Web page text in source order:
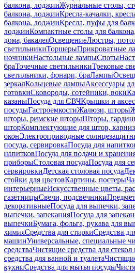
балкона, лоджииЖурнальные столы,
балкона, лоджииКресла-качалки,
балкона, лоджииКресла, пуфы для
лоджииКомпактные столы для
дома, бакалеяОсвещениеЛюстры,
светильникиТоршерыПрикроватные
ночникиНастольные лампыСпоты
браТочечные светильникиТрековые
светильники, фонари, браЛампы
зеркалКольцевые лампыАксессуары
готовкиСковороды, сотейники, воки
казаныПосуда для СВЧКрышки и
посудыГастроемкостиЖалюзи, шторы
шторы, римские шторыШторы,
шторКомплектующие для штор,
оконЭлектроприводные
посуда, сервировкаПосуда для
напитковПосуда для подачи и
приборыСтоловая посудаПосуда для
сервировкиДетская столовая посуда
стойки для цветовКартины, постеры
интерьерныеИскусственные цветы,
газетницыСвечи, подсвечники
декоративныеПосуда для выпечки,
выпечки, запеканияПосуда для
выпечкиБумага, фольга, рукава для
химияСредства для стиркиСредства
машинУниверсальные, специальные
средстваЧистящие средства для стекол
средства для ванной и туалета
кухниСредства для мытья посуды